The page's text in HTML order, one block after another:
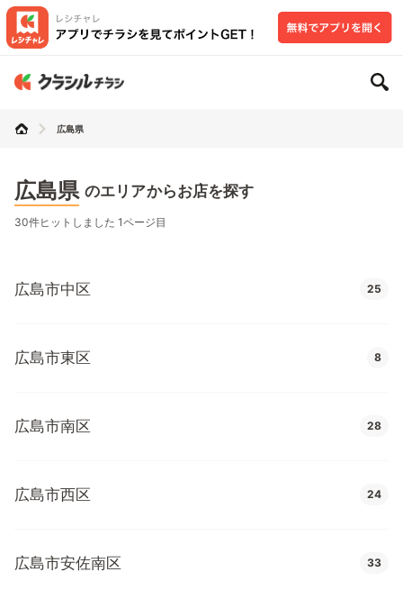
広島県
広島県 のエリアからお店を探す
30件ヒットしました 1ページ目
広島市中区 25
広島市東区 8
広島市南区 28
広島市西区 24
広島市安佐南区 33